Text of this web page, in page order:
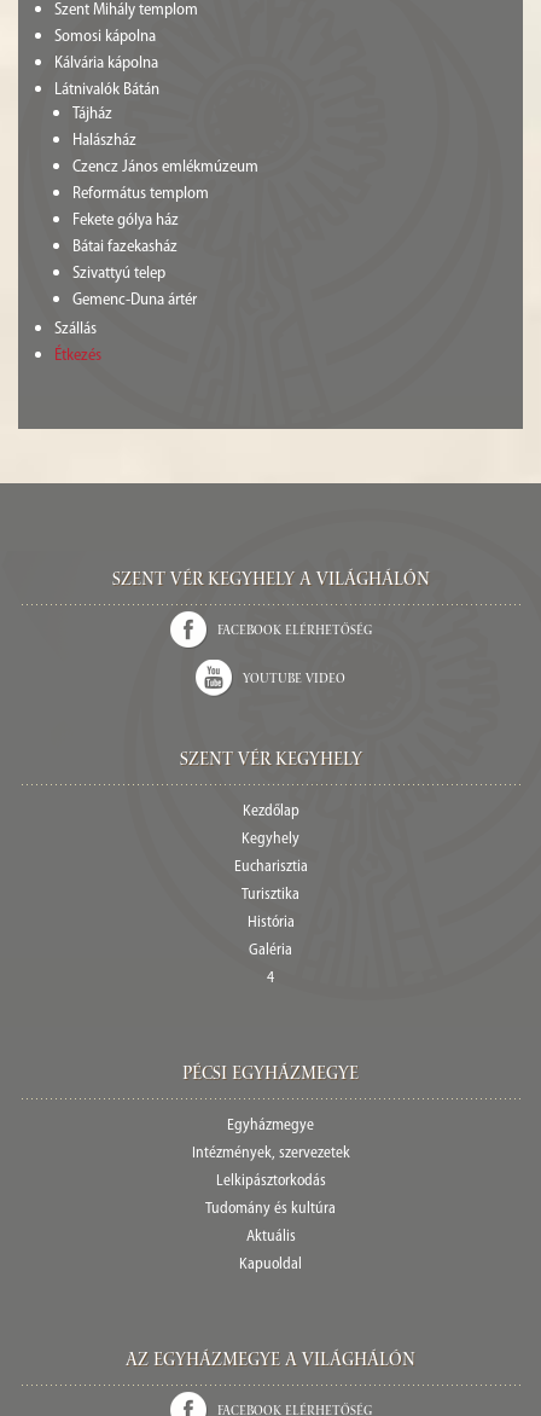
Szent Mihály templom
Somosi kápolna
Kálvária kápolna
Látnivalók Bátán
Tájház
Halászház
Czencz János emlékmúzeum
Református templom
Fekete gólya ház
Bátai fazekasház
Szivattyú telep
Gemenc-Duna ártér
Szállás
Étkezés
Szent Vér kegyhely a világhálón
Facebook elérhetőség
Youtube video
Szent Vér Kegyhely
Kezdőlap
Kegyhely
Eucharisztia
Turisztika
História
Galéria
4
Pécsi egyházmegye
Egyházmegye
Intézmények, szervezetek
Lelkipásztorkodás
Tudomány és kultúra
Aktuális
Kapuoldal
Az Egyházmegye a világhálón
Facebook elérhetőség